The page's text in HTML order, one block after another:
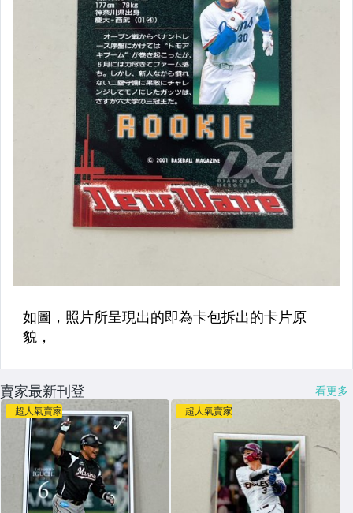
賣家最新刊登 看更多
超人氣賣家 超人氣賣家